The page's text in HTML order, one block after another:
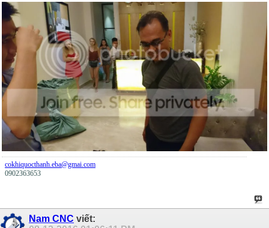
cokhiquocthanh.eba@gmai.com
0902363653
Nam CNC viết: